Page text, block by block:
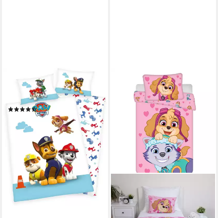
PAW PATROL
Kinderbettwäsche Dogs,
Renforcé, 2 teilig, mit Hunden
(139)
ab 27,23 €
lieferbar - in 3-4 Werktagen bei dir